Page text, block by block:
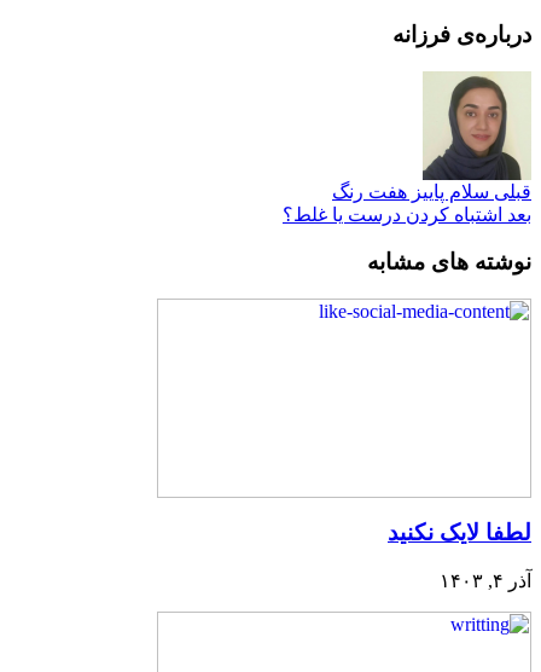
درباره‌ی فرزانه
قبلی سلام پاییز هفت رنگ
بعد اشتباه کردن درست یا غلط؟
نوشته های مشابه
لطفا لایک نکنید
آذر ۴, ۱۴۰۳